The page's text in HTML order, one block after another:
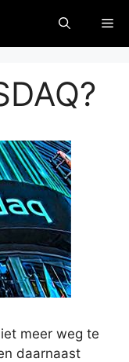
meer weg te
daarnaast